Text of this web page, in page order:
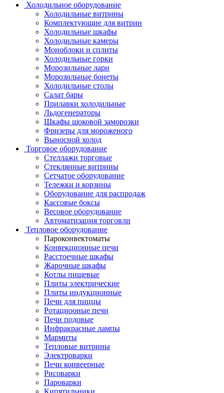
Холодильное оборудование
Холодильные витрины
Комплектующие для витрин
Холодильные шкафы
Холодильные камеры
Моноблоки и сплиты
Холодильные горки
Морозильные лари
Морозильные бонеты
Холодильные столы
Салат бары
Прилавки холодильные
Льдогенераторы
Шкафы шоковой заморозки
Фризеры для мороженого
Выносной холод
Торговое оборудование
Стеллажи торговые
Стеклянные витрины
Сетчатое оборудование
Тележки и корзины
Оборудование для распродаж
Кассовые боксы
Весовое оборудование
Автоматизация торговли
Тепловое оборудование
Пароконвектоматы
Конвекционные печи
Расстоечные шкафы
Жарочные шкафы
Котлы пищевые
Плиты электрические
Плиты индукционные
Печи для пиццы
Ротациооные печи
Печи подовые
Инфракрасные лампы
Мармиты
Тепловые витрины
Электроварки
Печи конвеерные
Рисоварки
Пароварки
Кипятильники